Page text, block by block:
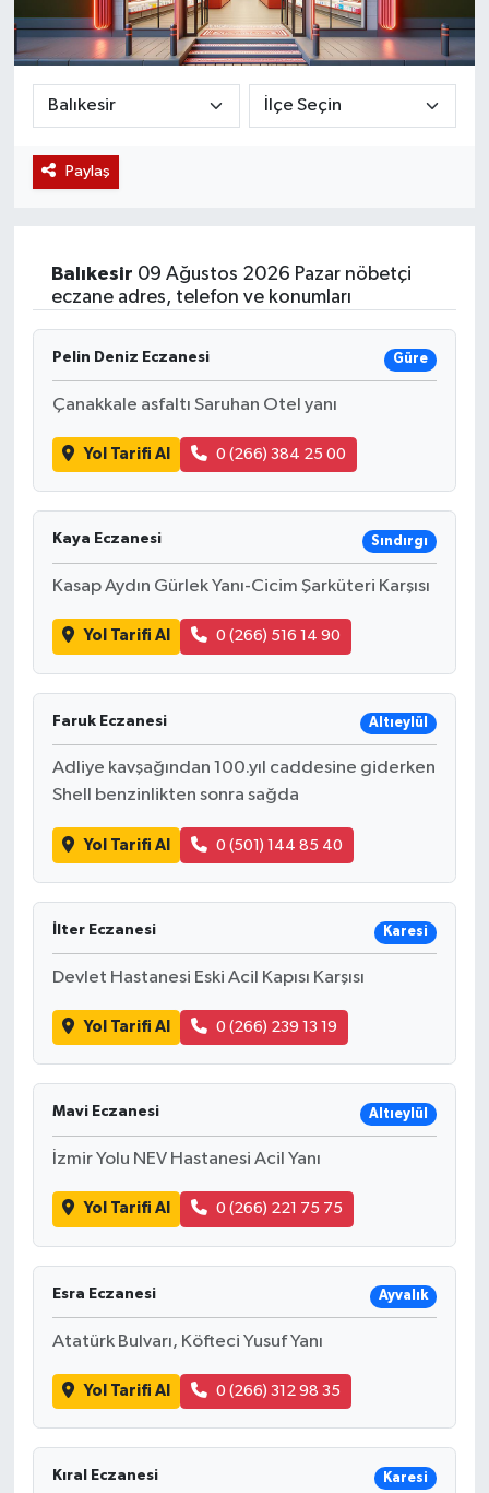
Paylaş
Balıkesir 09 Ağustos 2026 Pazar nöbetçi
eczane adres, telefon ve konumları
Pelin Deniz Eczanesi Güre
Çanakkale asfaltı Saruhan Otel yanı
Yol Tarifi Al 0 (266) 384 25 00
Kaya Eczanesi Sındırgı
Kasap Aydın Gürlek Yanı-Cicim Şarküteri Karşısı
Yol Tarifi Al 0 (266) 516 14 90
Faruk Eczanesi Altıeylül
Adliye kavşağından 100.yıl caddesine giderken
Shell benzinlikten sonra sağda
Yol Tarifi Al 0 (501) 144 85 40
İlter Eczanesi Karesi
Devlet Hastanesi Eski Acil Kapısı Karşısı
Yol Tarifi Al 0 (266) 239 13 19
Mavi Eczanesi Altıeylül
İzmir Yolu NEV Hastanesi Acil Yanı
Yol Tarifi Al 0 (266) 221 75 75
Esra Eczanesi Ayvalık
Atatürk Bulvarı, Köfteci Yusuf Yanı
Yol Tarifi Al 0 (266) 312 98 35
Kıral Eczanesi Karesi
Magazin
Etkinlikler